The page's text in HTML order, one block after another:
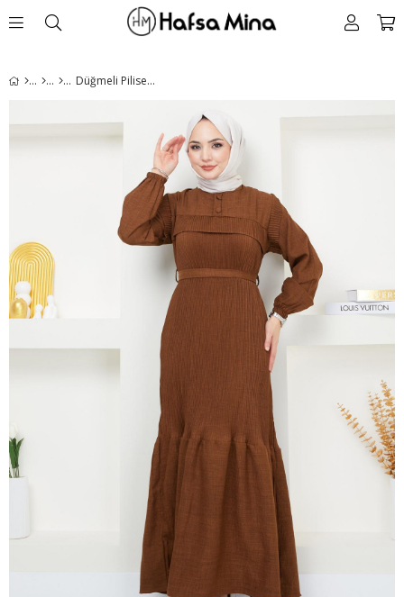
Düğmeli Piliseli Elbise Kahverengi HM2364